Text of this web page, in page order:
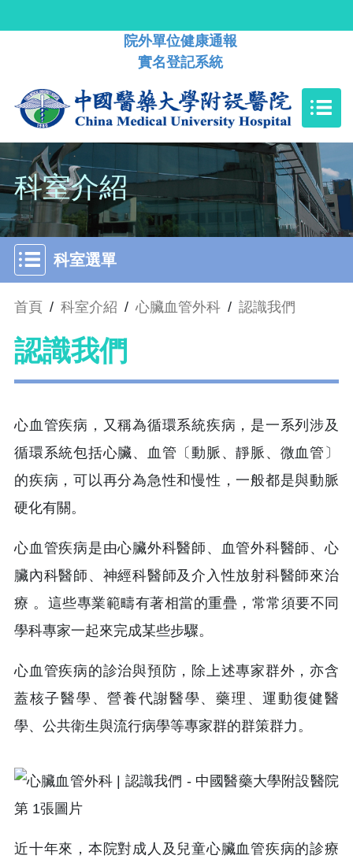
院外單位健康通報
實名登記系統
科室介紹
科室選單
首頁 / 科室介紹 / 心臟血管外科 / 認識我們
認識我們
心血管疾病，又稱為循環系統疾病，是一系列涉及
循環系統包括心臟、血管〔動脈、靜脈、微血管〕
的疾病，可以再分為急性和慢性，一般都是與動脈
硬化有關。
心血管疾病是由心臟外科醫師、血管外科醫師、心
臟內科醫師、神經科醫師及介入性放射科醫師來治
療 。這些專業範疇有著相當的重疊，常常須要不同
學科專家一起來完成某些步驟。
心血管疾病的診治與預防，除上述專家群外，亦含
蓋核子醫學、營養代謝醫學、藥理、運動復健醫
學、公共衛生與流行病學等專家群的群策群力。
近十年來，本院對成人及兒童心臟血管疾病的診療